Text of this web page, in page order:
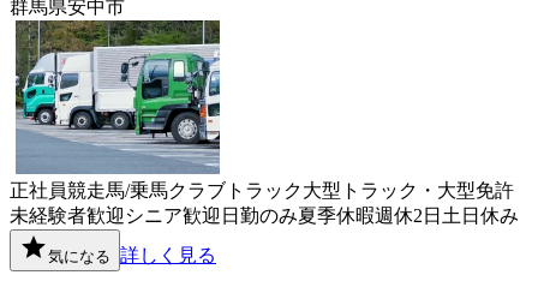
群馬県安中市
正社員競走馬/乗馬クラブ トラック大型トラック・大型免許
未経験者歓迎 シニア歓迎 日勤のみ夏季休暇週休2日 土日休み
気になる 詳しく見る